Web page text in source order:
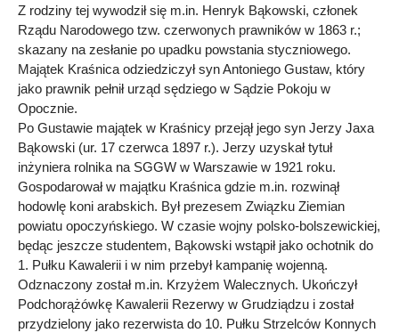
Z rodziny tej wywodził się m.in. Henryk Bąkowski, członek
Rządu Narodowego tzw. czerwonych prawników w 1863 r.;
skazany na zesłanie po upadku powstania styczniowego.
Majątek Kraśnica odziedziczył syn Antoniego Gustaw, który
jako prawnik pełnił urząd sędziego w Sądzie Pokoju w
Opocznie.
Po Gustawie majątek w Kraśnicy przejął jego syn Jerzy Jaxa
Bąkowski (ur. 17 czerwca 1897 r.). Jerzy uzyskał tytuł
inżyniera rolnika na SGGW w Warszawie w 1921 roku.
Gospodarował w majątku Kraśnica gdzie m.in. rozwinął
hodowlę koni arabskich. Był prezesem Związku Ziemian
powiatu opoczyńskiego. W czasie wojny polsko-bolszewickiej,
będąc jeszcze studentem, Bąkowski wstąpił jako ochotnik do
1. Pułku Kawalerii i w nim przebył kampanię wojenną.
Odznaczony został m.in. Krzyżem Walecznych. Ukończył
Podchorążówkę Kawalerii Rezerwy w Grudziądzu i został
przydzielony jako rezerwista do 10. Pułku Strzelców Konnych